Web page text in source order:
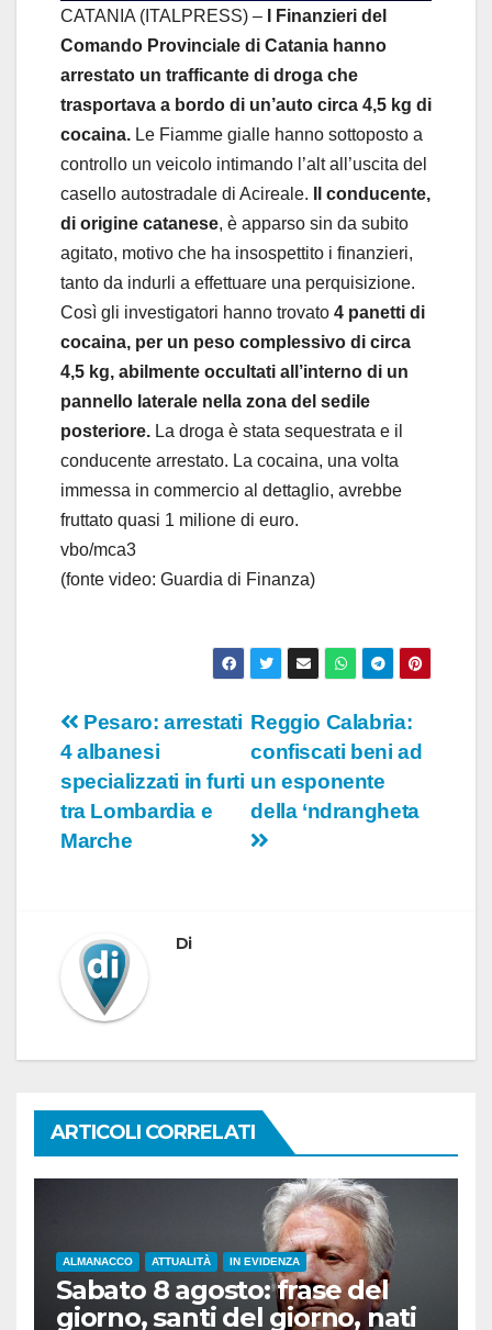
a
y
V
i
d
e
o
CATANIA (ITALPRESS) –
I Finanzieri del
Comando Provinciale di Catania hanno
arrestato un trafficante di droga che
trasportava a bordo di un’auto circa 4,5 kg di
cocaina. Le Fiamme gialle hanno sottoposto a
controllo un veicolo intimando l’alt all’uscita del
casello autostradale di Acireale.
Il conducente,
di origine catanese, è apparso sin da subito
agitato, motivo che ha insospettito i finanzieri,
tanto da indurli a effettuare una perquisizione.
Così gli investigatori hanno trovato 4 panetti di
cocaina, per un peso complessivo di circa
4,5 kg, abilmente occultati all’interno di un
pannello laterale nella zona del sedile
posteriore. La droga è stata sequestrata e il
conducente arrestato. La cocaina, una volta
immessa in commercio al dettaglio, avrebbe
fruttato quasi 1 milione di euro.
vbo/mca3
(fonte video: Guardia di Finanza)
Navigazione
articoli
Reggio Calabria:
confiscati beni ad
un esponente
della ‘ndrangheta
Pesaro: arrestati
4 albanesi
specializzati in furti
tra Lombardia e
Marche
Di
ARTICOLI CORRELATI
ALMANACCO ATTUALITÀ IN EVIDENZA
Sabato 8 agosto: frase del
giorno, santi del giorno, nati